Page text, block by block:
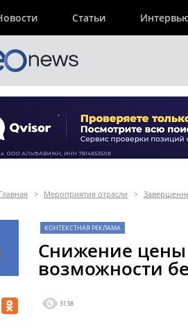
Статьи
Главная > Мероприятия отрасли >
КОНТЕКСТНАЯ РЕКЛАМА
Снижение цены
возможности
3138